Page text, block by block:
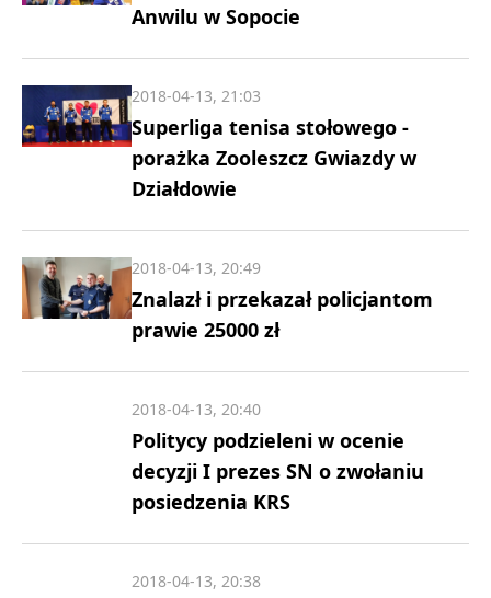
Anwilu w Sopocie
Superliga tenisa stołowego -
porażka Zooleszcz Gwiazdy w
Działdowie
2018-04-13, 21:03
Znalazł i przekazał policjantom
prawie 25000 zł
2018-04-13, 20:49
Politycy podzieleni w ocenie
decyzji I prezes SN o zwołaniu
posiedzenia KRS
2018-04-13, 20:40
2018-04-13, 20:38